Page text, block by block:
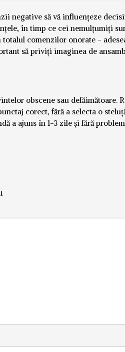
negative să vă influențeze
în timp ce cei nemulțumiți
comenzilor onorate -
să priviți imaginea de
obscene sau
corect, fără a selecta o
a ajuns în 1-3 zile și fără